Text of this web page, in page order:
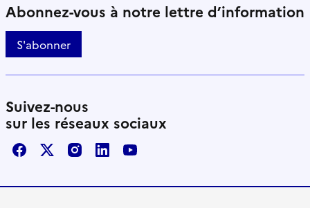
Abonnez-vous à notre lettre d’information
S'abonner
Suivez-nous
sur les réseaux sociaux
FacebookX / TwitterInstagram
LinkedInYoutube